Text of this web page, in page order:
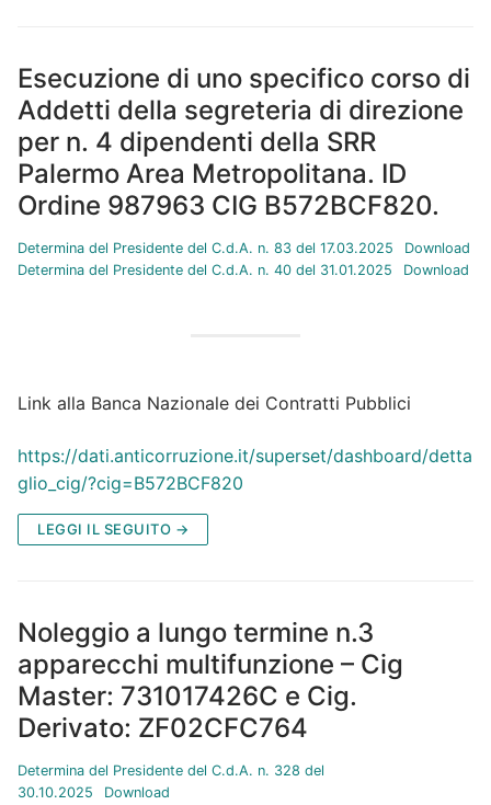
Esecuzione di uno specifico corso di
Addetti della segreteria di direzione
per n. 4 dipendenti della SRR
Palermo Area Metropolitana. ID
Ordine 987963 CIG B572BCF820.
Determina del Presidente del C.d.A. n. 83 del 17.03.2025
Download
Determina del Presidente del C.d.A. n. 40 del 31.01.2025
Download
Link alla Banca Nazionale dei Contratti Pubblici
https://dati.anticorruzione.it/superset/dashboard/detta
glio_cig/?cig=B572BCF820
LEGGI IL SEGUITO →
Noleggio a lungo termine n.3
apparecchi multifunzione – Cig
Master: 731017426C e Cig.
Derivato: ZF02CFC764
Determina del Presidente del C.d.A. n. 328 del
30.10.2025
Download